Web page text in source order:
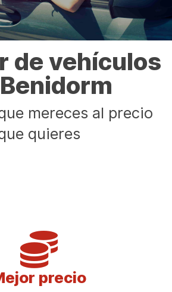
de vehículos
mereces al precio
quieres
precio